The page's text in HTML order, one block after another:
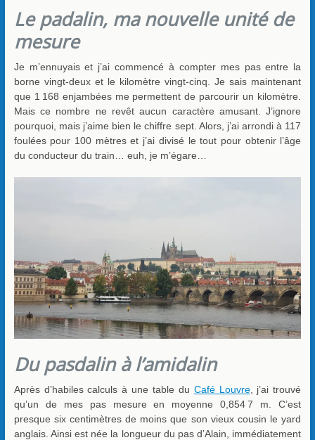
Le padalin, ma nouvelle unité de
mesure
Je m’ennuyais et j’ai commencé à compter mes pas entre la
borne vingt-deux et le kilomètre vingt-cinq. Je sais maintenant
que 1 168 enjambées me permettent de parcourir un kilomètre.
Mais ce nombre ne revêt aucun caractère amusant. J’ignore
pourquoi, mais j’aime bien le chiffre sept. Alors, j’ai arrondi à 117
foulées pour 100 mètres et j’ai divisé le tout pour obtenir l’âge
du conducteur du train… euh, je m’égare…
Du pasdalin à l’amidalin
Après d’habiles calculs à une table du Café Louvre, j’ai trouvé
qu’un de mes pas mesure en moyenne 0,854 7 m. C’est
presque six centimètres de moins que son vieux cousin le yard
anglais. Ainsi est née la longueur du pas d’Alain, immédiatement